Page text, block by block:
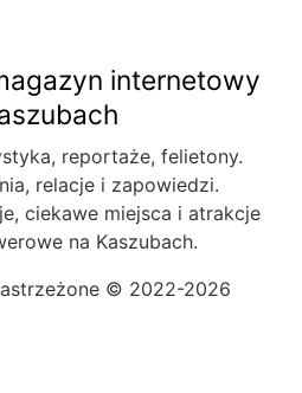
internetowy
reportaże, felietony.
relacje i zapowiedzi.
ciekawe miejsca i atrakcje
na Kaszubach.
© 2022-2026